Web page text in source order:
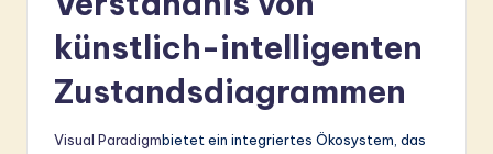
künstlich-intelligenten
Zustandsdiagrammen
Visual Paradigmbietet ein integriertes Ökosystem, das